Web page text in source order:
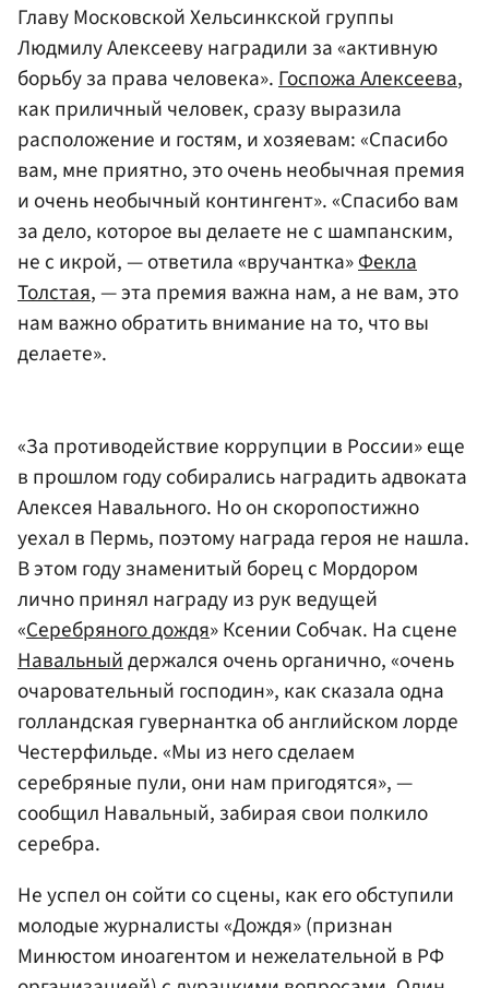
Главу Московской Хельсинкской группы
Людмилу Алексееву наградили за «активную
борьбу за права человека». Госпожа Алексеева,
как приличный человек, сразу выразила
расположение и гостям, и хозяевам: «Спасибо
вам, мне приятно, это очень необычная премия
и очень необычный контингент». «Спасибо вам
за дело, которое вы делаете не с шампанским,
не с икрой, — ответила «вручантка»Фекла
Толстая, — эта премия важна нам, а не вам, это
нам важно обратить внимание на то, что вы
делаете».
«За противодействие коррупции в России» еще
в прошлом году собирались наградить адвоката
Алексея Навального. Но он скоропостижно
уехал в Пермь, поэтому награда героя не нашла.
В этом году знаменитый борец с Мордором
лично принял награду из рук ведущей
«Серебряного дождя» Ксении Собчак. На сцене
Навальныйдержался очень органично, «очень
очаровательный господин», как сказала одна
голландская гувернантка об английском лорде
Честерфильде. «Мы из него сделаем
серебряные пули, они нам пригодятся», —
сообщил Навальный, забирая свои полкило
серебра.
Не успел он сойти со сцены, как его обступили
молодые журналисты «Дождя» (признан
Минюстом иноагентом и нежелательной в РФ